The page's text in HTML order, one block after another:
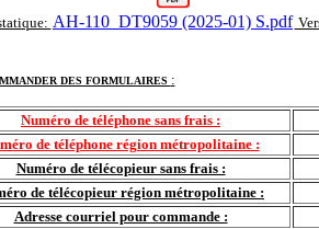
AH-110_DT9059 (2025-01) S.pdf
DES FORMULAIRES :
Numéro de téléphone sans frais :
de téléphone région métropolitaine :
Numéro de télécopieur sans frais :
de télécopieur région métropolitaine :
Adresse courriel pour commande :